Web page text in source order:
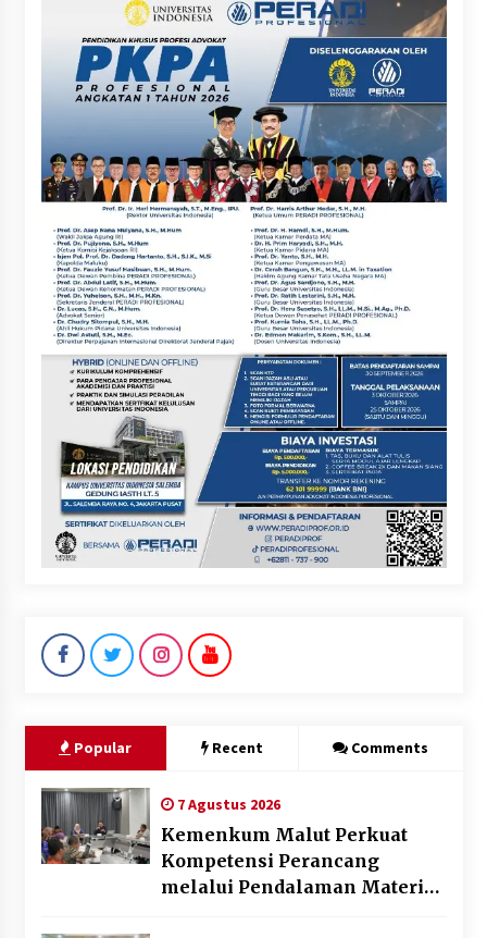
Popular Recent Comments
7 Agustus 2026
Kemenkum Malut Perkuat
Kompetensi Perancang
melalui Pendalaman Materi